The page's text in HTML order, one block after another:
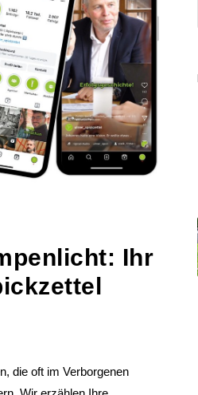
Ihr
die oft im Verborgenen